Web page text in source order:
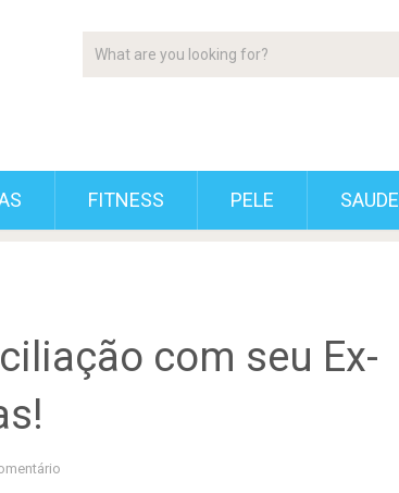
FITNESS PELE SAUDE
com seu Ex-